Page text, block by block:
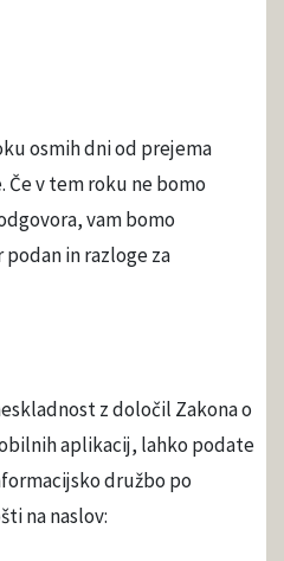
osmih dni od prejema
v tem roku ne bomo
vam bomo
in razloge za
z določil Zakona o
aplikacij, lahko podate
družbo po
na naslov: